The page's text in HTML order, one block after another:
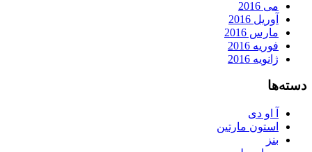
می 2016
آوریل 2016
مارس 2016
فوریه 2016
ژانویه 2016
دسته‌ها
آ او دی
استون مارتین
بنز